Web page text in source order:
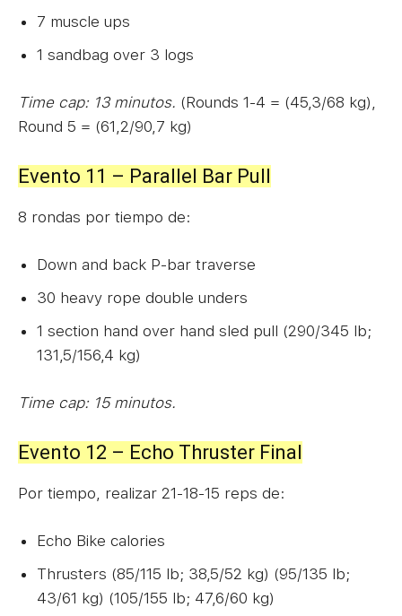
7 muscle ups
1 sandbag over 3 logs
Time cap: 13 minutos. (Rounds 1-4 = (45,3/68 kg),
Round 5 = (61,2/90,7 kg)
Evento 11 – Parallel Bar Pull
8 rondas por tiempo de:
Down and back P-bar traverse
30 heavy rope double unders
1 section hand over hand sled pull (290/345 lb;
131,5/156,4 kg)
Time cap: 15 minutos.
Evento 12 – Echo Thruster Final
Por tiempo, realizar 21-18-15 reps de:
Echo Bike calories
Thrusters (85/115 lb; 38,5/52 kg) (95/135 lb;
43/61 kg) (105/155 lb; 47,6/60 kg)